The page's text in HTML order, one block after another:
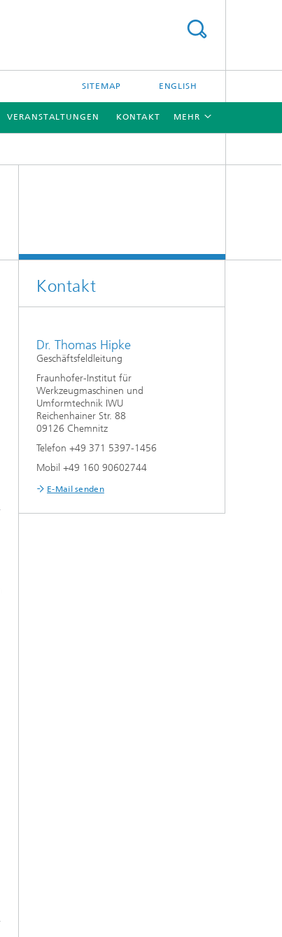
SITEMAP ENGLISH
VERANSTALTUNGEN KONTAKT MEHR
Kontakt
Dr. Thomas Hipke
Geschäftsfeldleitung
Fraunhofer-Institut für
Werkzeugmaschinen und
Umformtechnik IWU
Reichenhainer Str. 88
09126 Chemnitz
Telefon +49 371 5397-1456
Mobil +49 160 90602744
E-Mail senden